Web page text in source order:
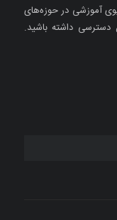
از ۵۰۰ مقاله و ویدیوی آموزشی در حوزه‌های
داشته باشید.